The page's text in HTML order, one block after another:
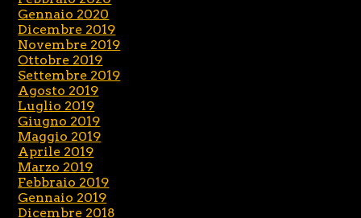
Gennaio 2020
Dicembre 2019
Novembre 2019
Ottobre 2019
Settembre 2019
Agosto 2019
Luglio 2019
Giugno 2019
Maggio 2019
Aprile 2019
Marzo 2019
Febbraio 2019
Gennaio 2019
Dicembre 2018